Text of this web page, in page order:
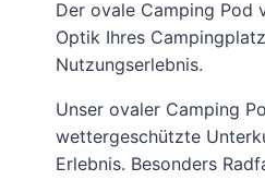
Der ovale Camping Pod
Optik Ihres
Nutzungserlebnis.
Unser ovaler Camping
wettergeschützte
Erlebnis. Besonders